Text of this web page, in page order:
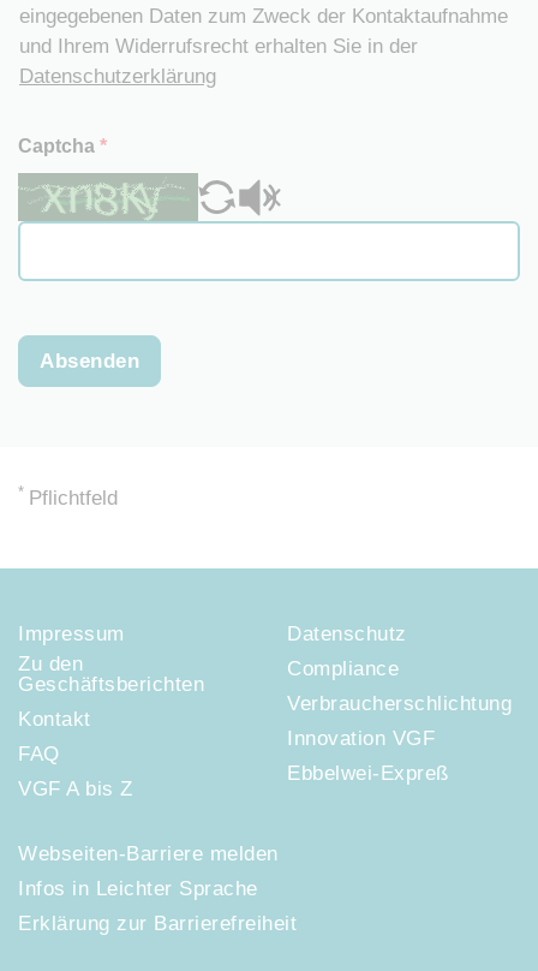
eingegebenen Daten zum Zweck der Kontaktaufnahme
und Ihrem Widerrufsrecht erhalten Sie in der
Datenschutzerklärung
Captcha *
Absenden
* Pflichtfeld
Impressum
Zu den
Geschäftsberichten
Kontakt
FAQ
VGF A bis Z
Datenschutz
Compliance
Verbraucherschlichtung
Innovation VGF
Ebbelwei-Expreß
Webseiten-Barriere melden
Infos in Leichter Sprache
Erklärung zur Barrierefreiheit